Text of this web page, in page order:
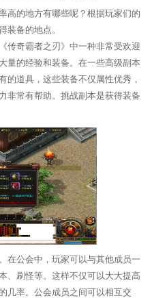
高的地方有哪些呢？根据玩家们的
装备的地点。
传奇霸者之刃》中一种非常受欢迎
量的经验和装备。在一些高级副本
的道具，这些装备不仅属性优秀，
非常有帮助。挑战副本是获得装备
在公会中，玩家可以与其他成员一
、刷怪等。这样不仅可以大大提高
几率。公会成员之间可以相互交